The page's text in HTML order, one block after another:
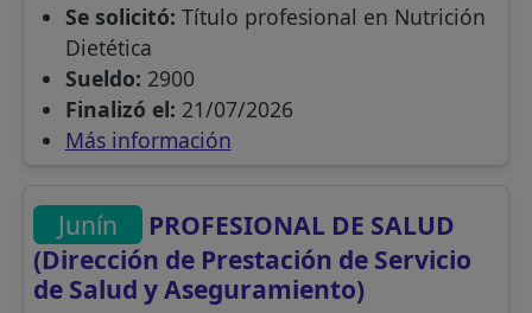
Se solicitó: Título profesional en Nutrición
Dietética
Sueldo: 2900
Finalizó el: 21/07/2026
Más información
Junín
PROFESIONAL DE SALUD
(Dirección de Prestación de Servicio
de Salud y Aseguramiento)